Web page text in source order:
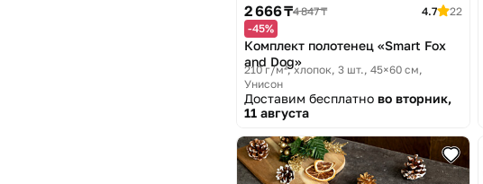
2 666 ₸4 847 ₸ 4.7
22
-45%
Комплект полотенец «Smart Fox
and Dog»
210 г/м², хлопок, 3 шт., 45×60 см
Унисон
Доставим бесплатно во вторник,
11 августа